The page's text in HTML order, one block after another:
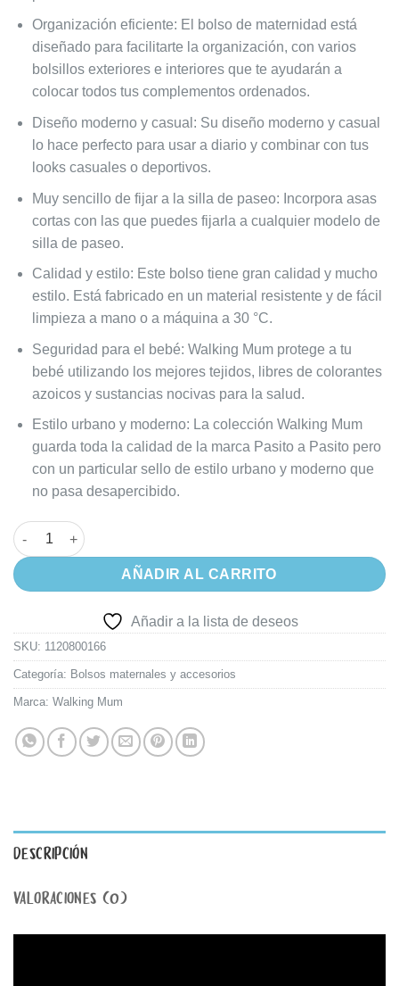
Organización eficiente: El bolso de maternidad está
diseñado para facilitarte la organización, con varios
bolsillos exteriores e interiores que te ayudarán a
colocar todos tus complementos ordenados.
Diseño moderno y casual: Su diseño moderno y casual
lo hace perfecto para usar a diario y combinar con tus
looks casuales o deportivos.
Muy sencillo de fijar a la silla de paseo: Incorpora asas
cortas con las que puedes fijarla a cualquier modelo de
silla de paseo.
Calidad y estilo: Este bolso tiene gran calidad y mucho
estilo. Está fabricado en un material resistente y de fácil
limpieza a mano o a máquina a 30 °C.
Seguridad para el bebé: Walking Mum protege a tu
bebé utilizando los mejores tejidos, libres de colorantes
azoicos y sustancias nocivas para la salud.
Estilo urbano y moderno: La colección Walking Mum
guarda toda la calidad de la marca Pasito a Pasito pero
con un particular sello de estilo urbano y moderno que
no pasa desapercibido.
Bolso Maternal Organizador Walking Mum Tulum - Con
AÑADIR AL CARRITO
Añadir a la lista de deseos
SKU: 1120800166
Categoría: Bolsos maternales y accesorios
Marca: Walking Mum
DESCRIPCIÓN
VALORACIONES (0)